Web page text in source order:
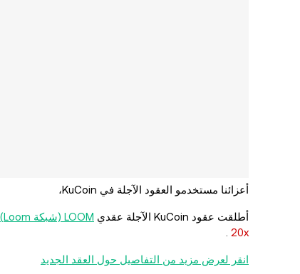
أعزائنا مستخدمو العقود الآجلة في KuCoin،
أطلقت عقود KuCoin الآجلة عقدي LOOM (شبكة Loom)
20x
انقر لعرض مزيد من التفاصيل حول العقد الجديد